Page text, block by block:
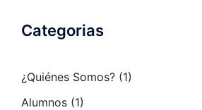
Categorias
¿Quiénes Somos? (1)
Alumnos (1)